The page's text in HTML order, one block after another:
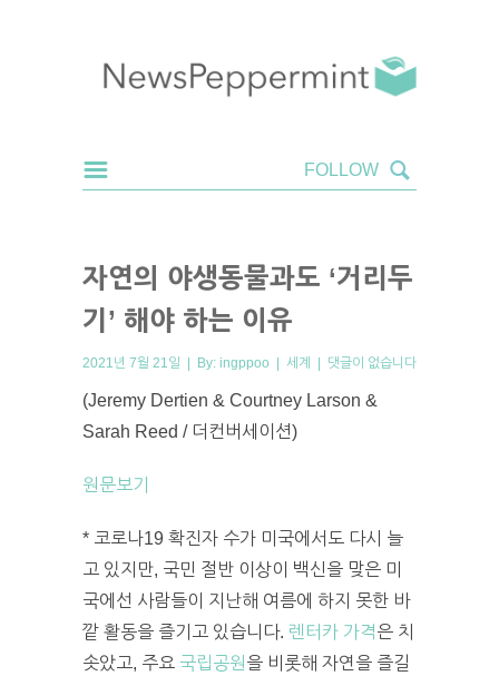
자연의 야생동물과도 ‘거리두
기’ 해야 하는 이유
2021년 7월 21일 | By: ingppoo | 세계 | 댓글이 없습니다
(Jeremy Dertien & Courtney Larson &
Sarah Reed / 더컨버세이션)
원문보기
* 코로나19 확진자 수가 미국에서도 다시 늘
고 있지만, 국민 절반 이상이 백신을 맞은 미
국에선 사람들이 지난해 여름에 하지 못한 바
깥 활동을 즐기고 있습니다. 렌터카 가격은 치
솟았고, 주요 국립공원 을 비롯해 자연을 즐길